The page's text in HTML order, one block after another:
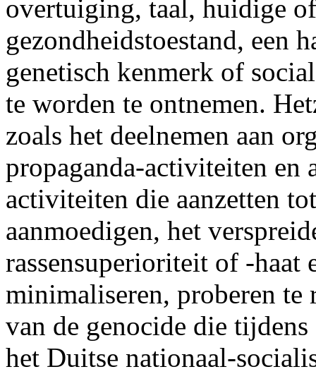
overtuiging, taal, huidige
gezondheidstoestand, een
genetisch kenmerk of
te worden te ontnemen.
zoals het deelnemen aan
propaganda-activiteiten en
activiteiten die aanzetten
aanmoedigen, het
rassensuperioriteit of -haat
minimaliseren, proberen te
van de genocide die
het Duitse nationaal-